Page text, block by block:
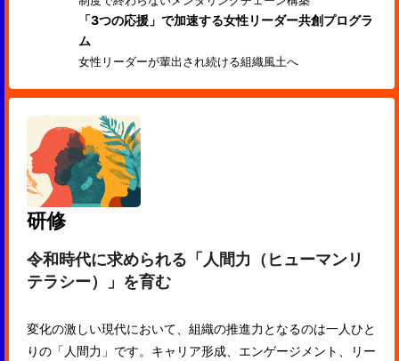
「3つの応援」で加速する女性リーダー共創プログラ
ム
女性リーダーが輩出され続ける組織風土へ
研修
令和時代に求められる「人間力（ヒューマンリ
テラシー）」を育む
変化の激しい現代において、組織の推進力となるのは一人ひと
りの「人間力」です。キャリア形成、エンゲージメント、リー